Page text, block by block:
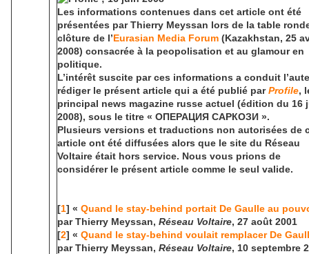
Les informations contenues dans cet article ont été
présentées par Thierry Meyssan lors de la table
clôture de l’Eurasian Media Forum (Kazakhstan, 25
2008) consacrée à la peopolisation et au glamour en
politique.
L’intérêt suscite par ces informations a conduit
rédiger le présent article qui a été publié par Profile,
principal news magazine russe actuel (édition du 16
2008), sous le titre « ОПЕРАЦИЯ САРКОЗИ ».
Plusieurs versions et traductions non autorisées de
article ont été diffusées alors que le site du Réseau
Voltaire était hors service. Nous vous prions de
considérer le présent article comme le seul valide.
[1] « Quand le stay-behind portait De Gaulle au
par Thierry Meyssan, Réseau Voltaire, 27 août 2001
[2] « Quand le stay-behind voulait remplacer De
par Thierry Meyssan, Réseau Voltaire, 10 septembre